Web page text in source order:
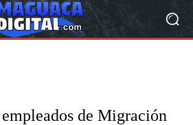
de Migración